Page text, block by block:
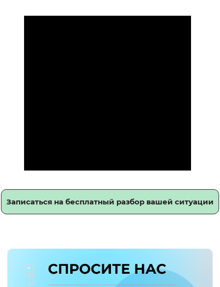
Записаться на бесплатный разбор вашей ситуации